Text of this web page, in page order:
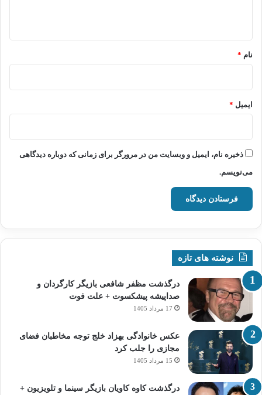
نام *
ایمیل *
ذخیره نام، ایمیل و وبسایت من در مرورگر برای زمانی که دوباره دیدگاهی
می‌نویسم.
نوشته های تازه
درگذشت مظفر شافعی بازیگر کارگردان و
صداپیشه پیشکسوت + علت فوت
17 مرداد 1405
عکس خانوادگی بهزاد خلج توجه مخاطبان فضای
مجازی را جلب کرد
15 مرداد 1405
درگذشت کاوه کاویان بازیگر سینما و تلویزیون +